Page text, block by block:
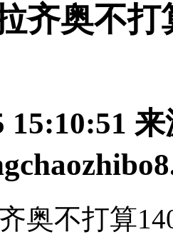
齐奥不打
15:10:51 来
奥不打算